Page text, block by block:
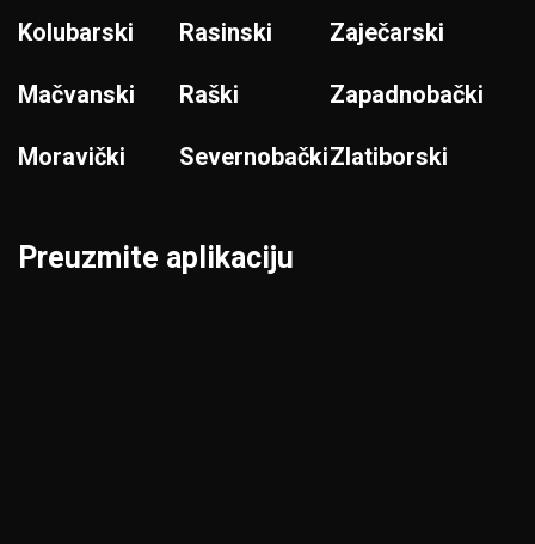
Kolubarski
Mačvanski
Moravički
Rasinski
Raški
Severnobački
Zaječarski
Zapadnobački
Zlatiborski
Preuzmite aplikaciju